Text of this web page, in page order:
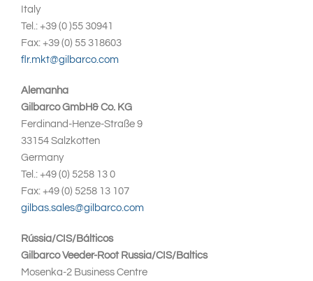
Italy
Tel.: +39 (0 )55 30941
Fax: +39 (0) 55 318603
flr.mkt@gilbarco.com
Alemanha
Gilbarco GmbH& Co. KG
Ferdinand-Henze-Straße 9
33154 Salzkotten
Germany
Tel.: +49 (0) 5258 13 0
Fax: +49 (0) 5258 13 107
gilbas.sales@gilbarco.com
Rússia/CIS/Bálticos
Gilbarco Veeder-Root Russia/CIS/Baltics
Mosenka-2 Business Centre